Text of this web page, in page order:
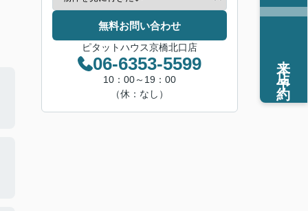
無料お問い合わせ
ピタットハウス京橋北口店
06-6353-5599
10：00～19：00
（休：なし）
来店予約